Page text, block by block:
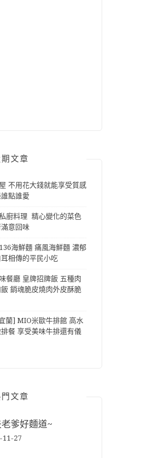
文章
不用花大錢就能享受質感
點誰愛
廚料理 精心變化的菜色
意回味
海鮮麵 痛風海鮮麵 濃郁
相傳的平民小吃
餐廳 皇牌招牌飯 五種肉
銷魂脆皮燒肉外皮酥脆
蘭] MIO米歐牛排館 高水
餐 享受美味牛排還有儀
門文章
爹好麵道~
11-27